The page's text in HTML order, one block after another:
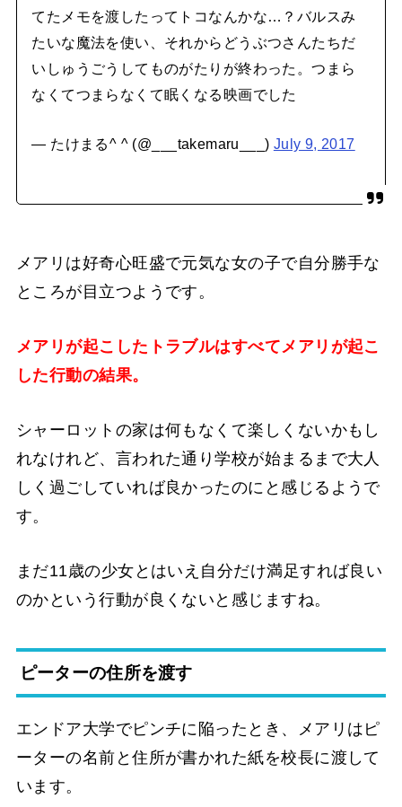
てたメモを渡したってトコなんかな…？バルスみ
たいな魔法を使い、それからどうぶつさんたちだ
いしゅうごうしてものがたりが終わった。つまら
なくてつまらなくて眠くなる映画でした
— たけまる^ ^ (@___takemaru___) July 9, 2017
メアリは好奇心旺盛で元気な女の子で自分勝手な
ところが目立つようです。
メアリが起こしたトラブルはすべてメアリが起こ
した行動の結果。
シャーロットの家は何もなくて楽しくないかもし
れなけれど、言われた通り学校が始まるまで大人
しく過ごしていれば良かったのにと感じるようで
す。
まだ11歳の少女とはいえ自分だけ満足すれば良い
のかという行動が良くないと感じますね。
ピーターの住所を渡す
エンドア大学でピンチに陥ったとき、メアリはピ
ーターの名前と住所が書かれた紙を校長に渡して
います。